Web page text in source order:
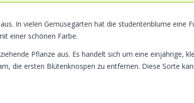
In vielen Gemüsegärten hat die studentenblume eine
einer schönen Farbe.
Pflanze aus. Es handelt sich um eine einjährige,
die ersten Blütenknospen zu entfernen. Diese Sorte